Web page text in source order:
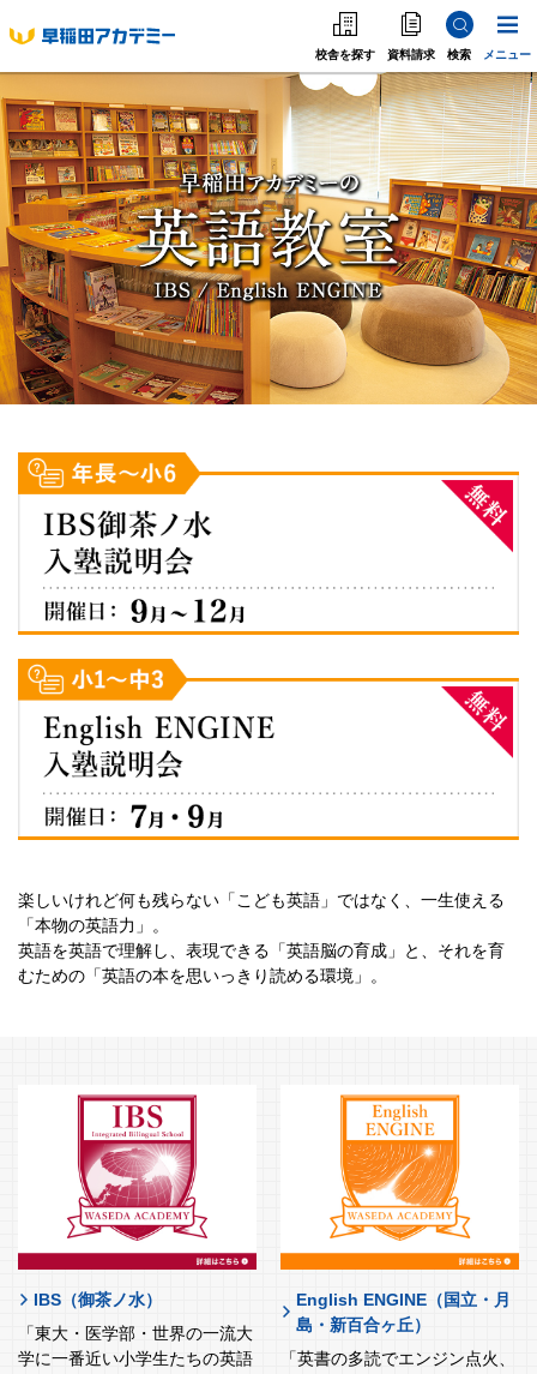
校舎を探す 資料請求 検索 メニュー
中学受験 高校受
中学受験
高校受験
大学受験
個別指導
海外·帰国·首都圏外
楽しいけれど何も残らない「こども英語」ではなく、一生使える
「本物の英語力」。
英語を英語で理解し、表現できる「英語脳の育成」と、それを育
むための「英語の本を思いっきり読める環境」。
IBS（御茶ノ水）
「東大・医学部・世界の一流大
学に一番近い小学生たちの英語
English ENGINE（国立・月
島・新百合ヶ丘）
「英書の多読でエンジン点火、